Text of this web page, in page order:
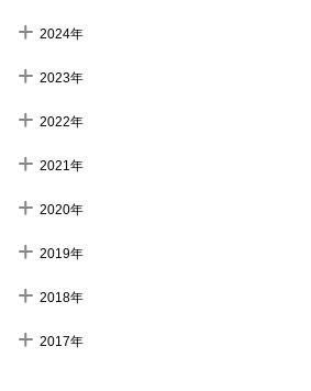
2024年
2023年
2022年
2021年
2020年
2019年
2018年
2017年